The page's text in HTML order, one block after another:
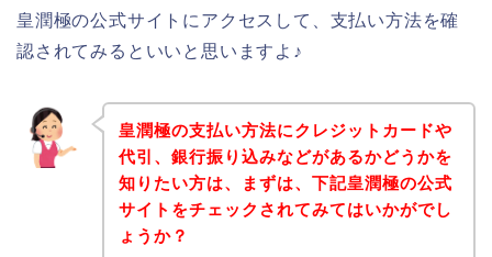
皇潤極の公式サイトにアクセスして、支払い方法を確
認されてみるといいと思いますよ♪
皇潤極の支払い方法にクレジットカードや
代引、銀行振り込みなどがあるかどうかを
知りたい方は、まずは、下記皇潤極の公式
サイトをチェックされてみてはいかがでし
ょうか？